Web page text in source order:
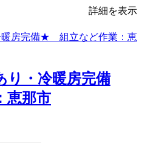
詳細を表示
・冷暖房完備
那市